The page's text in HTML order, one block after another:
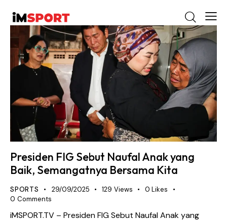
Presiden FIG Sebut Naufal Anak yang
Baik, Semangatnya Bersama Kita
SPORTS 29/09/2025 129 Views 0 Likes
0 Comments
iMSPORT.TV – Presiden FIG Sebut Naufal Anak yang